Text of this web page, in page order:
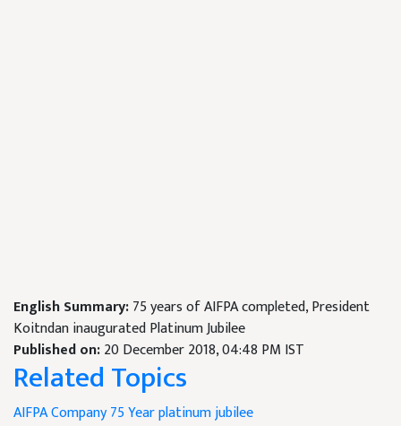
English Summary:75 years of AIFPA completed, President
Koitndan inaugurated Platinum Jubilee
Published on:20 December 2018, 04:48 PM IST
Related Topics
AIFPACompany75 Year platinum jubilee